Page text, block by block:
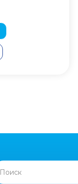
Поиск